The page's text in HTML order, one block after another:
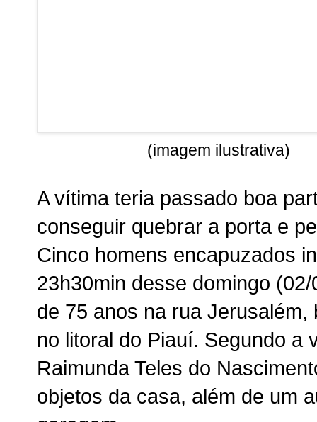
(imagem ilustrativa)
A vítima teria passado boa
conseguir quebrar a porta e
Cinco homens encapuzados
23h30min desse domingo
de 75 anos na rua
no litoral do Piauí. Segundo a
Raimunda Teles do
objetos da casa, além de um